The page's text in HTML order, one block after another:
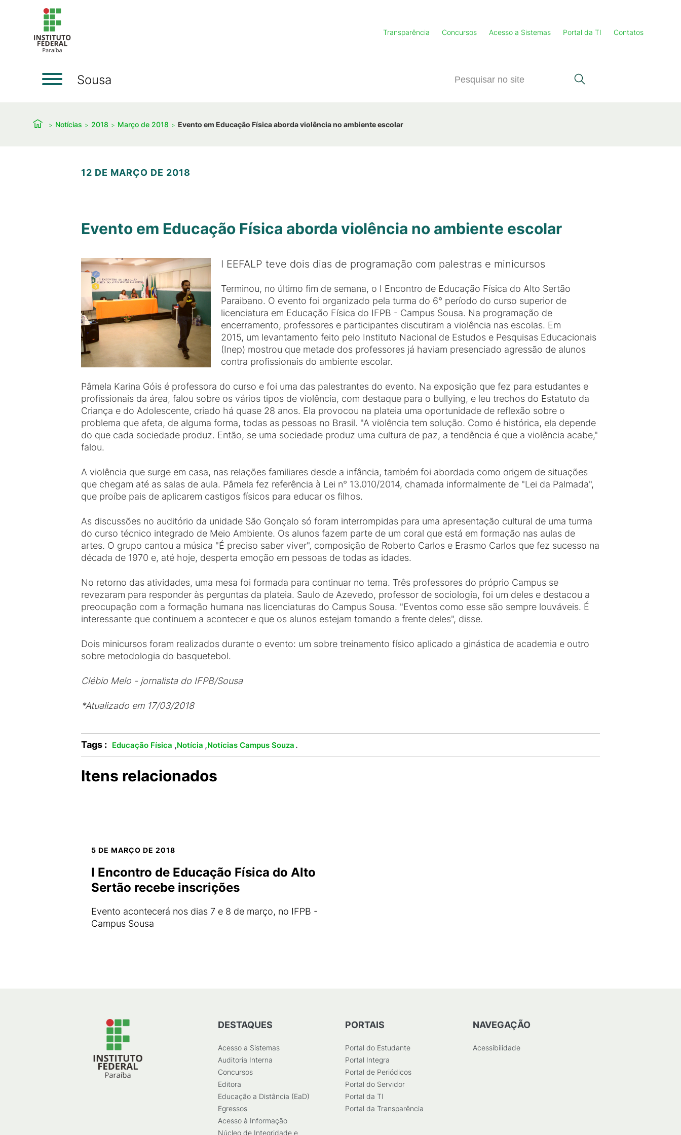
Transparência Concursos Acesso a Sistemas Portal da TI Contatos
Sousa
Notícias 2018 Março de 2018 Evento em Educação Física aborda violência no ambiente escolar
12 DE MARÇO DE 2018
Evento em Educação Física aborda violência no ambiente escolar
I EEFALP teve dois dias de programação com palestras e minicursos
Terminou, no último fim de semana, o I Encontro de Educação Física do Alto Sertão
Paraibano. O evento foi organizado pela turma do 6° período do curso superior de
licenciatura em Educação Física do IFPB - Campus Sousa. Na programação de
encerramento, professores e participantes discutiram a violência nas escolas. Em
2015, um levantamento feito pelo Instituto Nacional de Estudos e Pesquisas Educacionais
(Inep) mostrou que metade dos professores já haviam presenciado agressão de alunos
contra profissionais do ambiente escolar.
Pâmela Karina Góis é professora do curso e foi uma das palestrantes do evento. Na exposição que fez para estudantes e
profissionais da área, falou sobre os vários tipos de violência, com destaque para o bullying, e leu trechos do Estatuto da
Criança e do Adolescente, criado há quase 28 anos. Ela provocou na plateia uma oportunidade de reflexão sobre o
problema que afeta, de alguma forma, todas as pessoas no Brasil. "A violência tem solução. Como é histórica, ela depende
do que cada sociedade produz. Então, se uma sociedade produz uma cultura de paz, a tendência é que a violência acabe,"
falou.
A violência que surge em casa, nas relações familiares desde a infância, também foi abordada como origem de situações
que chegam até as salas de aula. Pâmela fez referência à Lei n° 13.010/2014, chamada informalmente de "Lei da Palmada",
que proíbe pais de aplicarem castigos físicos para educar os filhos.
As discussões no auditório da unidade São Gonçalo só foram interrompidas para uma apresentação cultural de uma turma
do curso técnico integrado de Meio Ambiente. Os alunos fazem parte de um coral que está em formação nas aulas de
artes. O grupo cantou a música "É preciso saber viver", composição de Roberto Carlos e Erasmo Carlos que fez sucesso na
década de 1970 e, até hoje, desperta emoção em pessoas de todas as idades.
No retorno das atividades, uma mesa foi formada para continuar no tema. Três professores do próprio Campus se
revezaram para responder às perguntas da plateia. Saulo de Azevedo, professor de sociologia, foi um deles e destacou a
preocupação com a formação humana nas licenciaturas do Campus Sousa. "Eventos como esse são sempre louváveis. É
interessante que continuem a acontecer e que os alunos estejam tomando a frente deles", disse.
Dois minicursos foram realizados durante o evento: um sobre treinamento físico aplicado a ginástica de academia e outro
sobre metodologia do basquetebol.
Clébio Melo - jornalista do IFPB/Sousa
*Atualizado em 17/03/2018
Tags : Educação Física ,Notícia ,Notícias Campus Souza .
Itens relacionados
5 DE MARÇO DE 2018
I Encontro de Educação Física do Alto
Sertão recebe inscrições
Evento acontecerá nos dias 7 e 8 de março, no IFPB -
Campus Sousa
DESTAQUES
Acesso a Sistemas
Auditoria Interna
Concursos
Editora
Educação a Distância (EaD)
Egressos
Acesso à Informação
Núcleo de Integridade e
PORTAIS
Portal do Estudante
Portal Integra
Portal de Periódicos
Portal do Servidor
Portal da TI
Portal da Transparência
NAVEGAÇÃO
Acessibilidade